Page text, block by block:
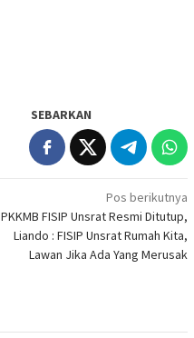
SEBARKAN
Pos berikutnya
PKKMB FISIP Unsrat Resmi Ditutup,
Liando : FISIP Unsrat Rumah Kita,
Lawan Jika Ada Yang Merusak